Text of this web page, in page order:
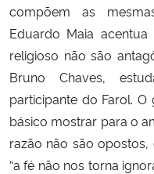
compõem as
Eduardo Maia
religioso não são
Bruno Chaves,
participante do Farol.
básico mostrar para o
razão não são
“a fé não nos torna